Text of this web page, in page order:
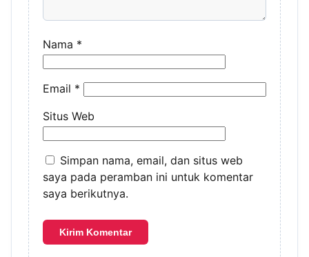
Nama *
Email *
Situs Web
Simpan nama, email, dan situs web
saya pada peramban ini untuk komentar
saya berikutnya.